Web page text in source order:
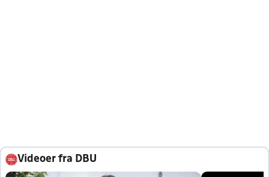
Videoer fra DBU